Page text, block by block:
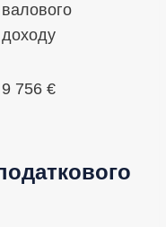
валового
доходу
9 756 €